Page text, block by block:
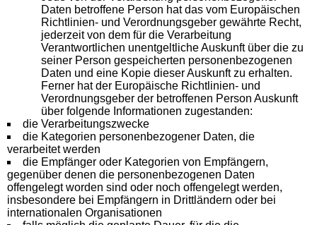
Daten betroffene Person hat das vom Europäischen
Richtlinien- und Verordnungsgeber gewährte Recht,
jederzeit von dem für die Verarbeitung
Verantwortlichen unentgeltliche Auskunft über die zu
seiner Person gespeicherten personenbezogenen
Daten und eine Kopie dieser Auskunft zu erhalten.
Ferner hat der Europäische Richtlinien- und
Verordnungsgeber der betroffenen Person Auskunft
über folgende Informationen zugestanden:
die Verarbeitungszwecke
die Kategorien personenbezogener Daten, die
verarbeitet werden
die Empfänger oder Kategorien von Empfängern,
gegenüber denen die personenbezogenen Daten
offengelegt worden sind oder noch offengelegt werden,
insbesondere bei Empfängern in Drittländern oder bei
internationalen Organisationen